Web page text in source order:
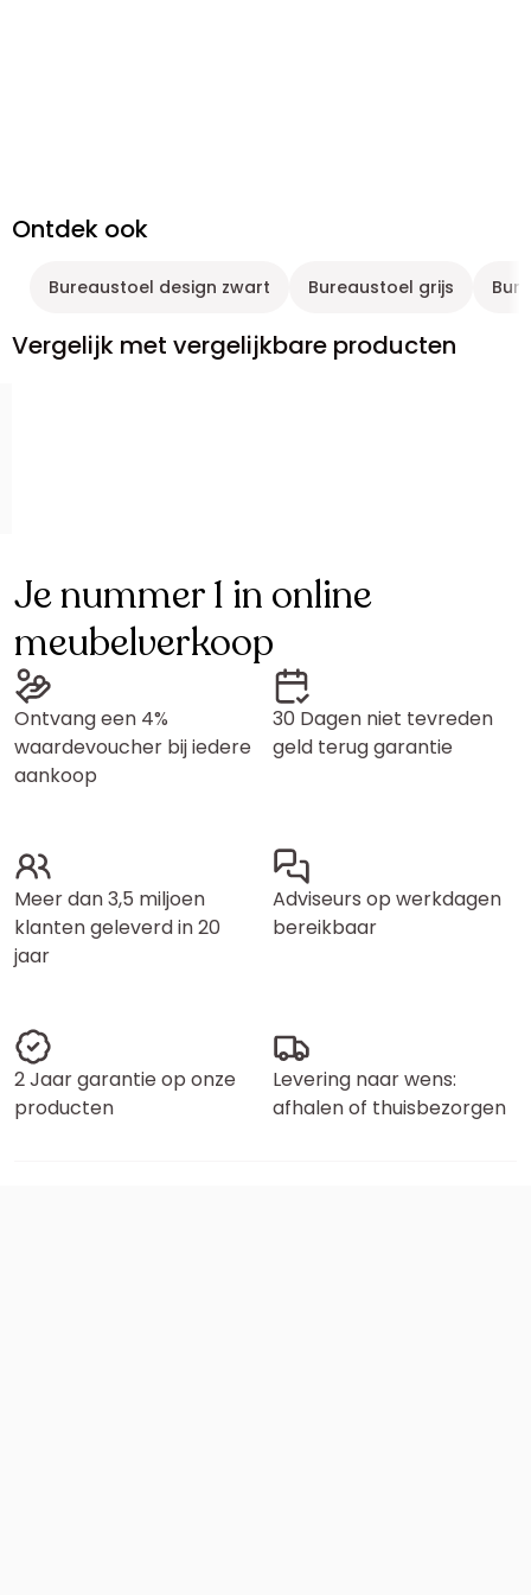
Ontdek ook
Bureaustoel design zwart Bureaustoel grijs
Vergelijk met vergelijkbare producten
Je nummer 1 in online
meubelverkoop
Ontvang een 4%
waardevoucher bij iedere
aankoop
30 Dagen niet tevreden
geld terug garantie
Meer dan 3,5 miljoen
klanten geleverd in 20
jaar
Adviseurs op werkdagen
bereikbaar
2 Jaar garantie op onze
producten
Levering naar wens:
afhalen of thuisbezorgen